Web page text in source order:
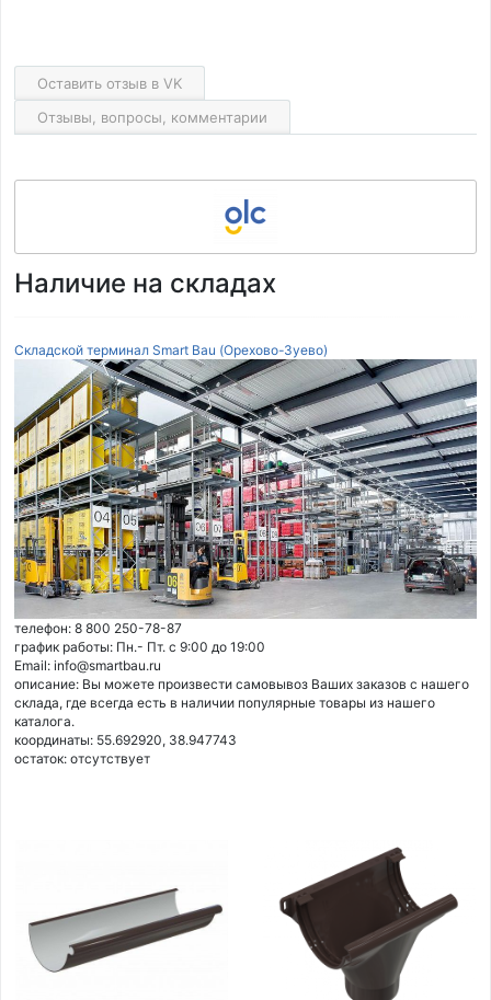
Оставить отзыв в VK
Отзывы, вопросы, комментарии
Наличие на складах
Складской терминал Smart Bau (Орехово-Зуево)
телефон: 8 800 250-78-87
график работы: Пн.- Пт. с 9:00 до 19:00
Email: info@smartbau.ru
описание: Вы можете произвести самовывоз Ваших заказов с нашего
склада, где всегда есть в наличии популярные товары из нашего
каталога.
координаты: 55.692920, 38.947743
остаток: отсутствует